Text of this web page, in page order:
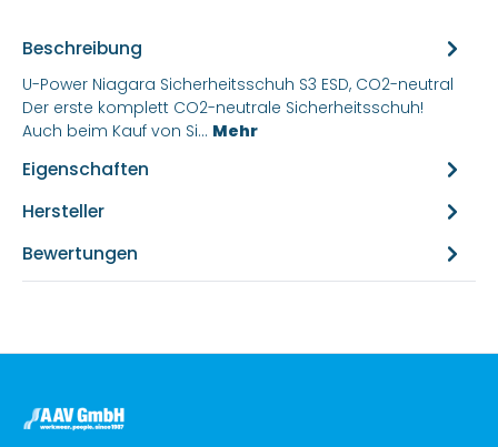
Beschreibung
U-Power Niagara Sicherheitsschuh S3 ESD, CO2-neutral
Der erste komplett CO2-neutrale Sicherheitsschuh!
Auch beim Kauf von Si… Mehr
Eigenschaften
Hersteller
Bewertungen